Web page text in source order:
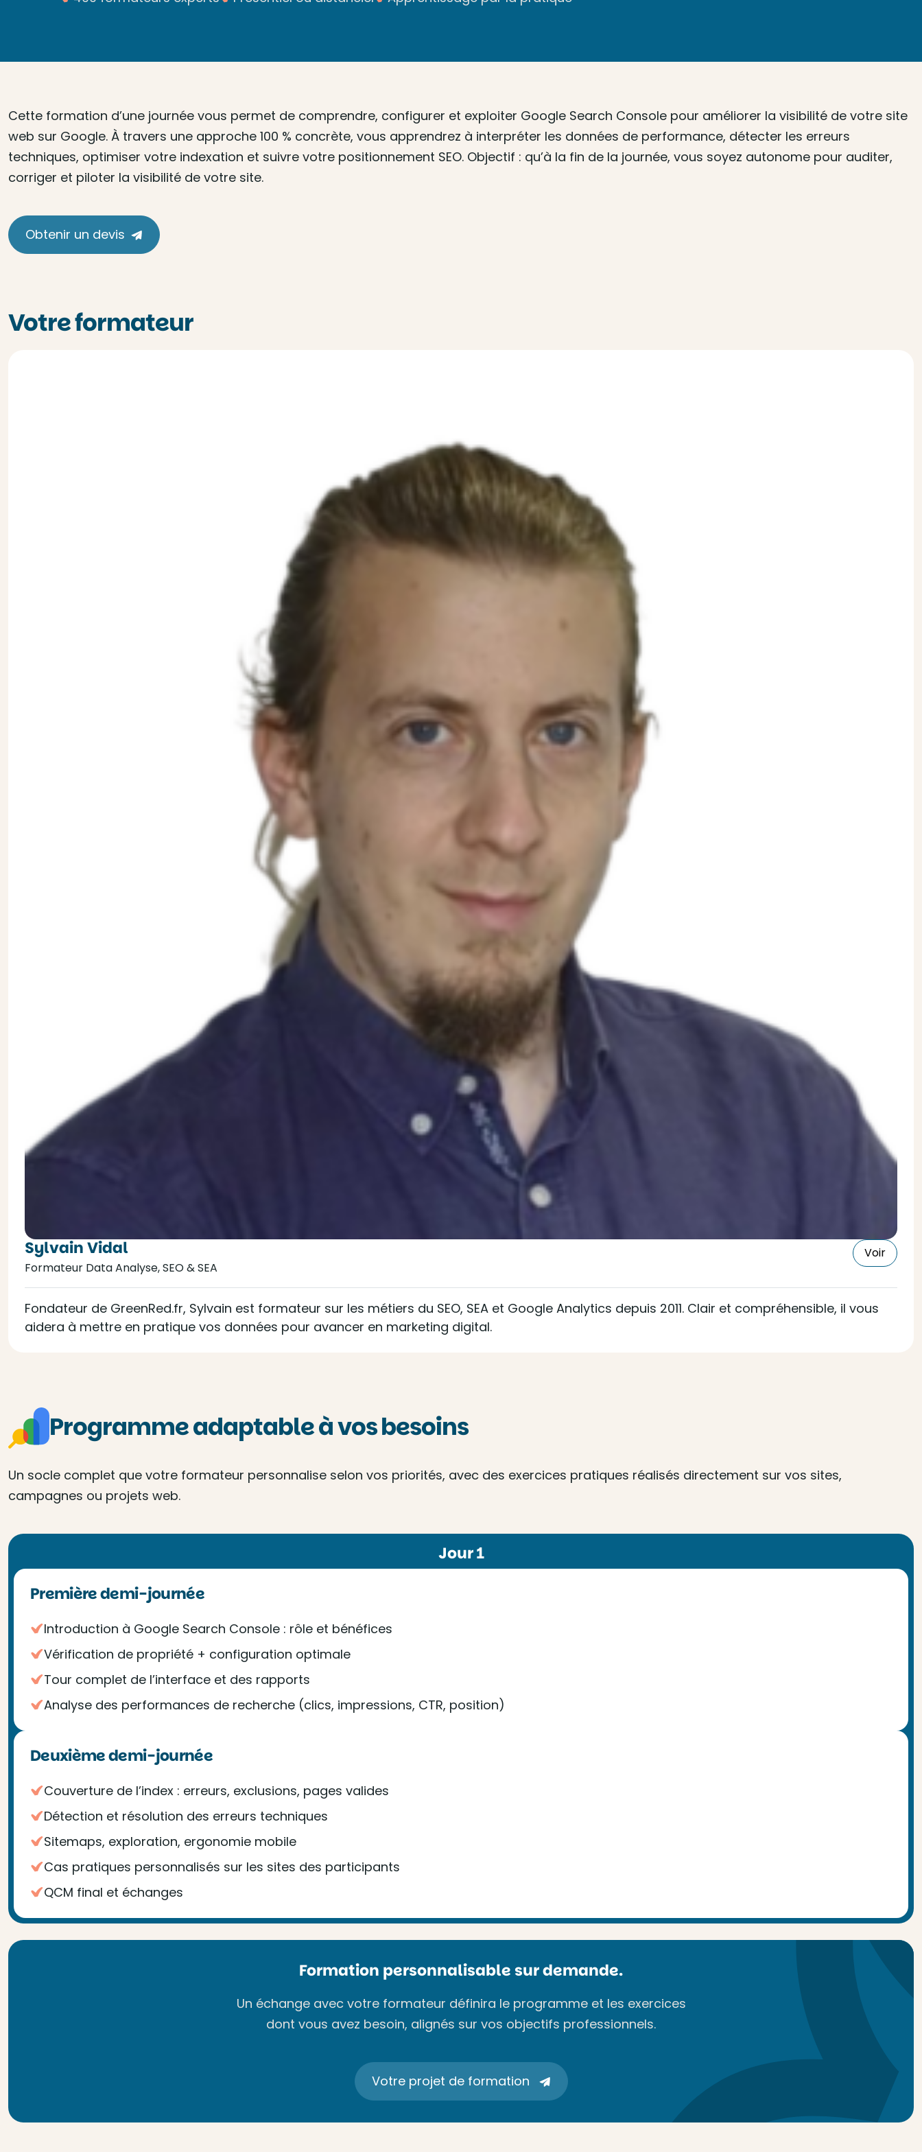
Cette formation d’une journée vous permet de comprendre, configurer et exploiter Google Search Console pour améliorer la visibilité de votre site
web sur Google. À travers une approche 100 % concrète, vous apprendrez à interpréter les données de performance, détecter les erreurs
techniques, optimiser votre indexation et suivre votre positionnement SEO. Objectif : qu’à la fin de la journée, vous soyez autonome pour auditer,
corriger et piloter la visibilité de votre site.
Obtenir un devis
Votre formateur
Sylvain Vidal
Formateur Data Analyse, SEO & SEA
Voir
Fondateur de GreenRed.fr, Sylvain est formateur sur les métiers du SEO, SEA et Google Analytics depuis 2011. Clair et compréhensible, il vous
aidera à mettre en pratique vos données pour avancer en marketing digital.
Programme adaptable à vos besoins
Un socle complet que votre formateur personnalise selon vos priorités, avec des exercices pratiques réalisés directement sur vos sites,
campagnes ou projets web.
Jour 1
Première demi-journée
Introduction à Google Search Console : rôle et bénéfices
Vérification de propriété + configuration optimale
Tour complet de l’interface et des rapports
Analyse des performances de recherche (clics, impressions, CTR, position)
Deuxième demi-journée
Couverture de l’index : erreurs, exclusions, pages valides
Détection et résolution des erreurs techniques
Sitemaps, exploration, ergonomie mobile
Cas pratiques personnalisés sur les sites des participants
QCM final et échanges
Formation personnalisable sur demande.
Un échange avec votre formateur définira le programme et les exercices
dont vous avez besoin, alignés sur vos objectifs professionnels.
Votre projet de formation